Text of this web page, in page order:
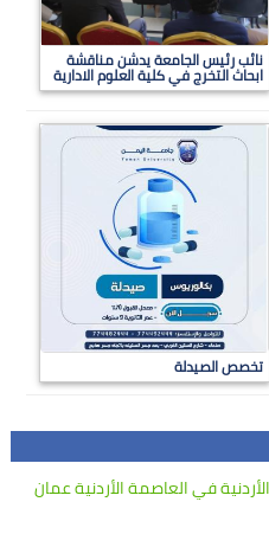
نائب رئيس الجامعة يدشن مناقشة
ابحاث التخرج في كلية العلوم الادارية
تخصص الصيدلة
في العاصمة الأردنية عمان